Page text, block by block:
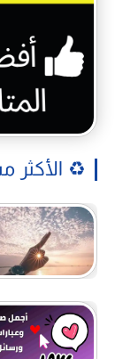
♻️ الأكثر